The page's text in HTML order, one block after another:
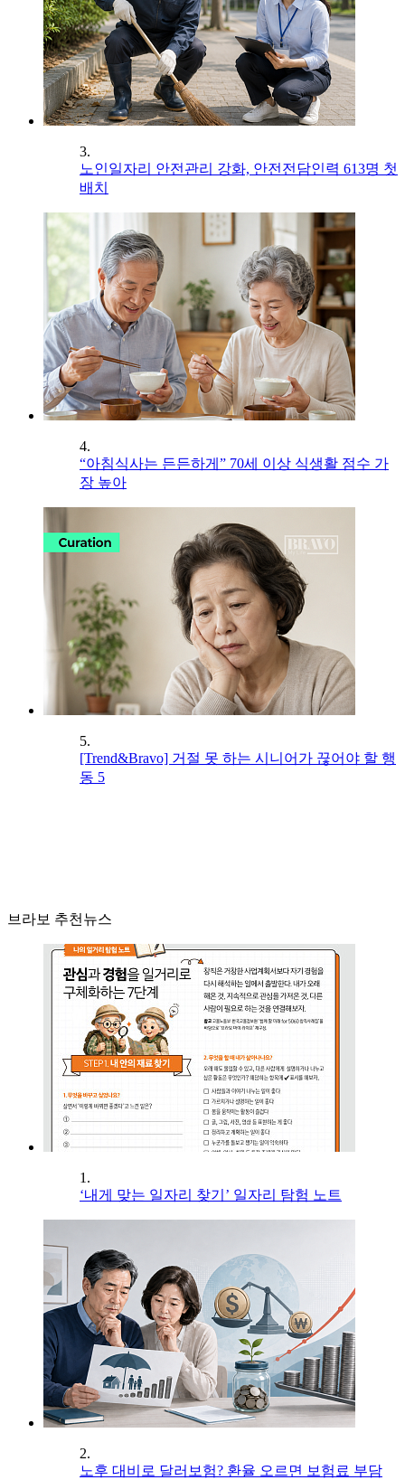
3.
노인일자리 안전관리 강화, 안전전담인력 613명 첫
배치
4.
“아침식사는 든든하게” 70세 이상 식생활 점수 가
장 높아
5.
[Trend&Bravo] 거절 못 하는 시니어가 끊어야 할 행
동 5
브라보 추천뉴스
1.
‘내게 맞는 일자리 찾기’ 일자리 탐험 노트
2.
노후 대비로 달러보험? 환율 오르면 보험료 부담